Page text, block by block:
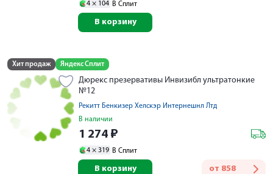
4 × 104 В Сплит
В корзину
Хит продаж Яндекс Сплит
Дюрекс презервативы Инвизибл ультратонкие
№12
Рекитт Бенкизер Хелскэр Интернешнл Лтд
В наличии
1 274 ₽
4 × 319 В Сплит
от 858
В корзину